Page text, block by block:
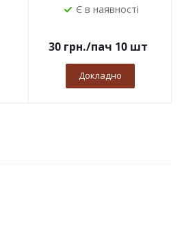
Є в наявності
30грн./пач 10 шт
Докладно